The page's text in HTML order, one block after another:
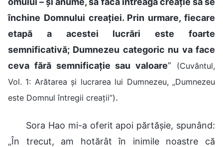
închine Domnului creației. Prin urmare, fiecare
etapă a acestei lucrări este foarte
semnificativă; Dumnezeu categoric nu va face
ceva fără semnificație sau valoare” (Cuvântul,
Vol. 1: Arătarea și lucrarea lui Dumnezeu, „Dumnezeu
este Domnul întregii creații”).
Sora Hao mi-a oferit apoi părtășie, spunând:
„În trecut, am hotărât în inimile noastre că